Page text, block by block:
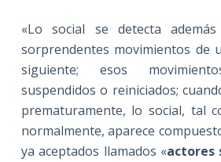
«Lo social se detecta
sorprendentes movimientos de
siguiente; esos
suspendidos o reiniciados;
prematuramente, lo social, tal
normalmente, aparece
ya aceptados llamados «actores